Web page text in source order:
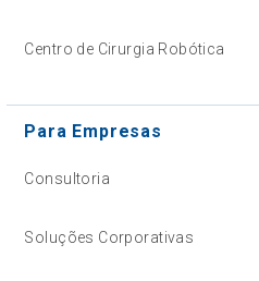
Centro de Cirurgia Robótica
Para Empresas
Consultoria
Soluções Corporativas